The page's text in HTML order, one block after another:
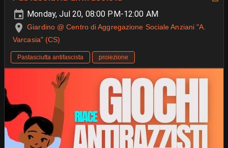
Monday, Jul 20, 08:00 PM-12:00 AM
Giardino @ Centro di Aggregazione Sociale Anziani "A.
Varcasia" (CS)
Pastasciutta antifascista proiezione